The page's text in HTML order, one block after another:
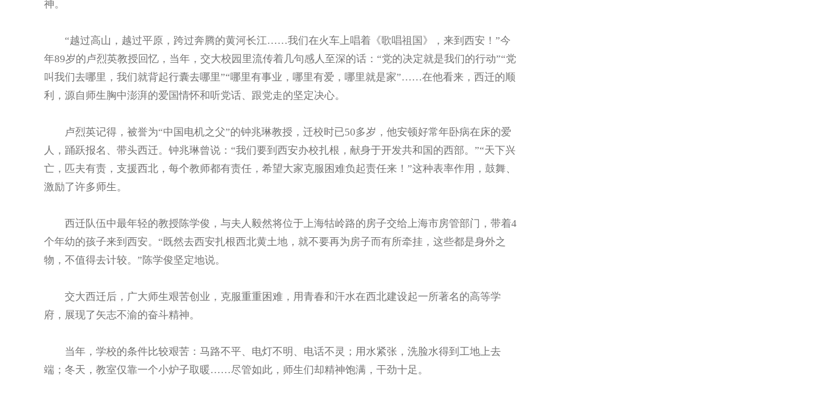
神。
“越过高山，越过平原，跨过奔腾的黄河长江……我们在火车上唱着《歌唱祖国》，来到西安！”今
年89岁的卢烈英教授回忆，当年，交大校园里流传着几句感人至深的话：“党的决定就是我们的行动”“党
叫我们去哪里，我们就背起行囊去哪里”“哪里有事业，哪里有爱，哪里就是家”……在他看来，西迁的顺
利，源自师生胸中澎湃的爱国情怀和听党话、跟党走的坚定决心。
卢烈英记得，被誉为“中国电机之父”的钟兆琳教授，迁校时已50多岁，他安顿好常年卧病在床的爱
人，踊跃报名、带头西迁。钟兆琳曾说：“我们要到西安办校扎根，献身于开发共和国的西部。”“天下兴
亡，匹夫有责，支援西北，每个教师都有责任，希望大家克服困难负起责任来！”这种表率作用，鼓舞、
激励了许多师生。
西迁队伍中最年轻的教授陈学俊，与夫人毅然将位于上海牯岭路的房子交给上海市房管部门，带着4
个年幼的孩子来到西安。“既然去西安扎根西北黄土地，就不要再为房子而有所牵挂，这些都是身外之
物，不值得去计较。”陈学俊坚定地说。
交大西迁后，广大师生艰苦创业，克服重重困难，用青春和汗水在西北建设起一所著名的高等学
府，展现了矢志不渝的奋斗精神。
当年，学校的条件比较艰苦：马路不平、电灯不明、电话不灵；用水紧张，洗脸水得到工地上去
端；冬天，教室仅靠一个小炉子取暖……尽管如此，师生们却精神饱满，干劲十足。